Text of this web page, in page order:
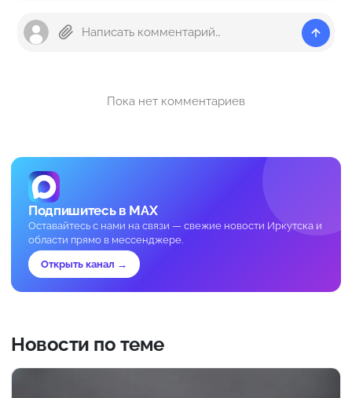
Пока нет комментариев
Подпишитесь в MAX
Оставайтесь с нами на связи — свежие новости Иркутска и
области прямо в мессенджере.
Открыть канал →
Новости по теме